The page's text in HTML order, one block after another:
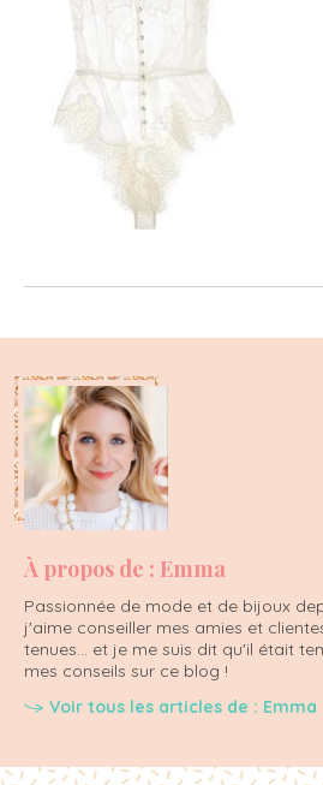
À propos de : Emma
Passionnée de mode et de bijoux
j'aime conseiller mes amies et
tenues... et je me suis dit qu'il était
mes conseils sur ce blog !
Voir tous les articles de : Emma